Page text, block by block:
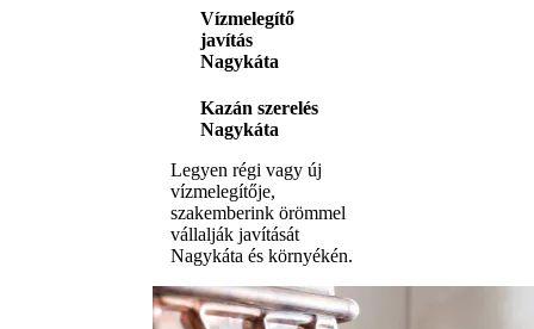
Vízmelegítő
javítás
Nagykáta
Kazán szerelés
Nagykáta
Legyen régi vagy új
vízmelegítője,
szakemberink örömmel
vállalják javítását
Nagykáta és környékén.